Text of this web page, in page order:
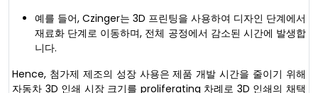
예를 들어, Czinger는 3D 프린팅을 사용하여 디자인 단계에서
재료화 단계로 이동하며, 전체 공정에서 감소된 시간에 발생합
니다.
Hence, 첨가제 제조의 성장 사용은 제품 개발 시간을 줄이기 위해
자동차 3D 인쇄 시장 크기를 proliferating 차례로 3D 인쇄의 채택